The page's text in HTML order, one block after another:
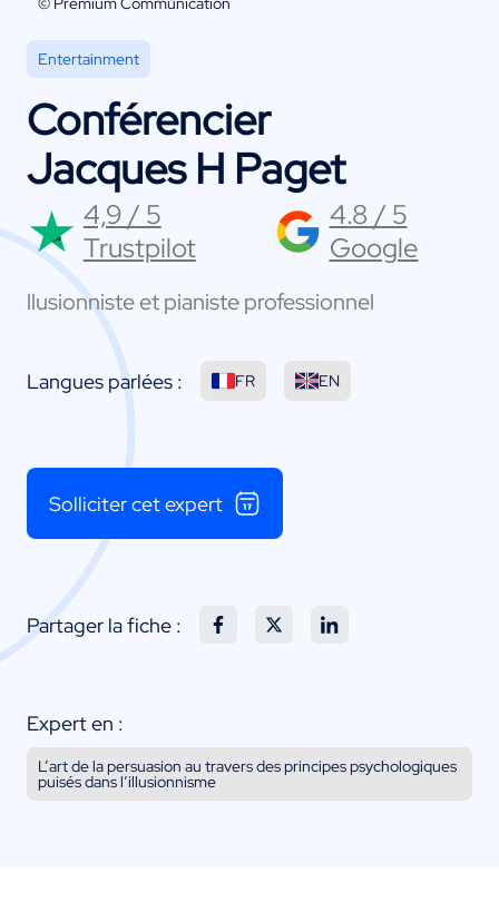
Entertainment
Conférencier
Jacques H Paget
4,9 / 5
Trustpilot
4.8 / 5
Google
llusionniste et pianiste professionnel
Langues parlées : FR EN
Solliciter cet expert
Partager la fiche :
Expert en :
L’art de la persuasion au travers des principes psychologiques
puisés dans l’illusionnisme